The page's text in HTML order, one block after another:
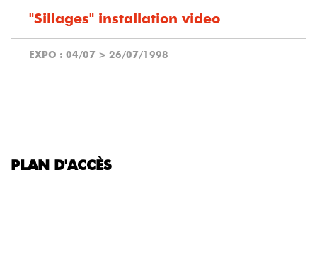
"Sillages" installation video
EXPO : 04/07 > 26/07/1998
PLAN D'ACCÈS